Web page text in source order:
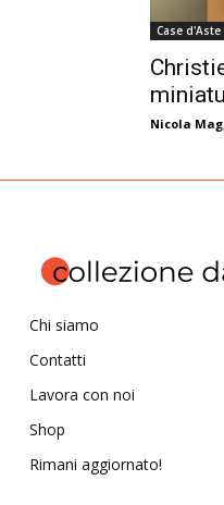
Case d'Aste
Nicola
Chi siamo
Contatti
Lavora con noi
Shop
Rimani aggiornato!